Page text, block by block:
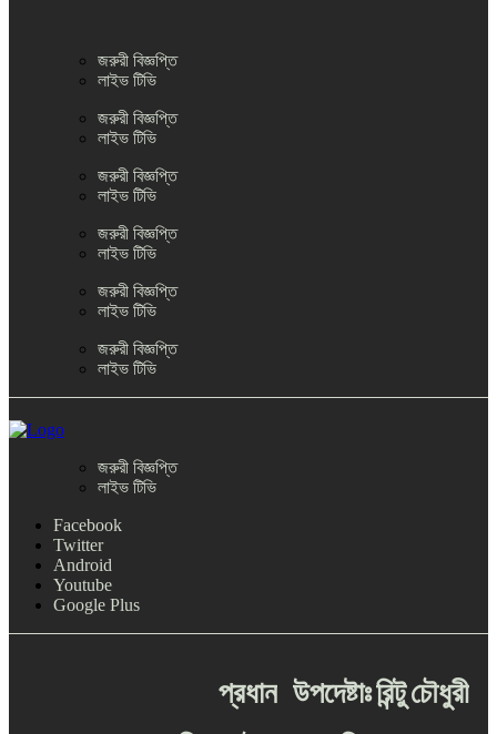
জরুরী বিজ্ঞপ্তি
লাইভ টিভি
জরুরী বিজ্ঞপ্তি
লাইভ টিভি
জরুরী বিজ্ঞপ্তি
লাইভ টিভি
জরুরী বিজ্ঞপ্তি
লাইভ টিভি
জরুরী বিজ্ঞপ্তি
লাইভ টিভি
জরুরী বিজ্ঞপ্তি
লাইভ টিভি
জরুরী বিজ্ঞপ্তি
লাইভ টিভি
Facebook
Twitter
Android
Youtube
Google Plus
প্রধান উপদেষ্টাঃরিন্টুচৌধুরী